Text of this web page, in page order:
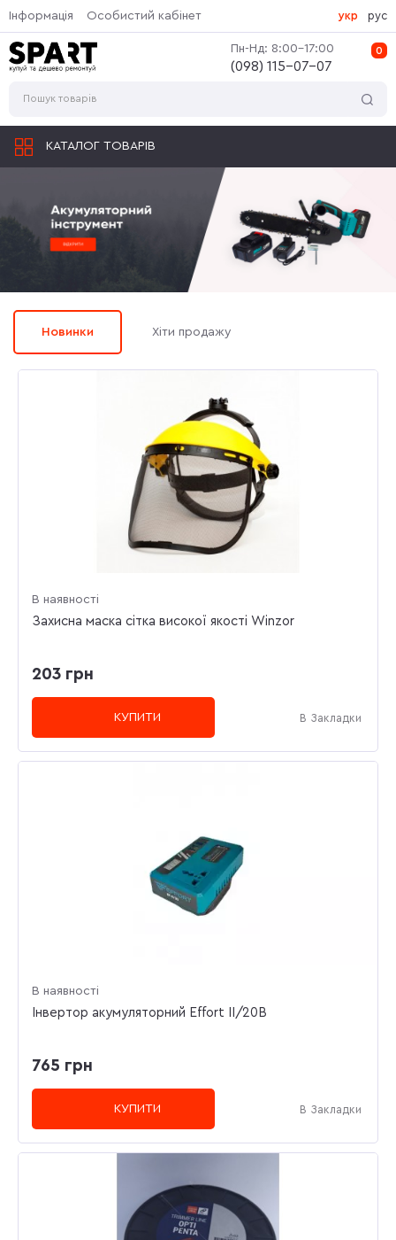
Інформація Особистий кабінет
0
Пн-Нд: 8:00-17:00
(‎098) 115-07-07
укр рус
КАТАЛОГ ТОВАРІВ
Новинки Хіти продажу
В наявності
Захисна маска сітка високої якості Winzor
203 грн
КУПИТИ В Закладки
В наявності
Інвертор акумуляторний Effort II/20В
765 грн
КУПИТИ В Закладки